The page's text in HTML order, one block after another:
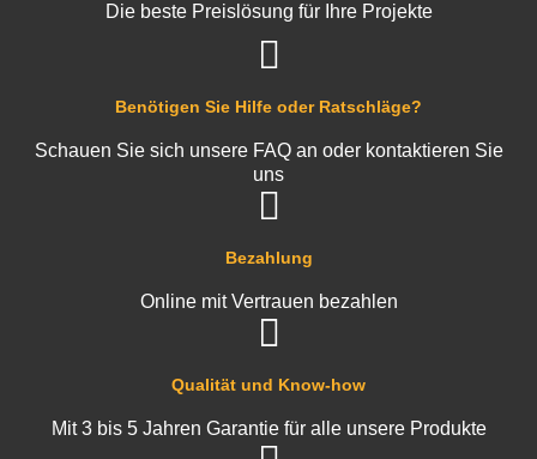
Qualität und Know-how
Mit 3 bis 5 Jahren Garantie für alle unsere Produkte
Bezahlung
Online mit Vertrauen bezahlen
Benötigen Sie Hilfe oder Ratschläge?
Schauen Sie sich unsere FAQ an oder kontaktieren Sie
uns
Die beste Preislösung für Ihre Projekte